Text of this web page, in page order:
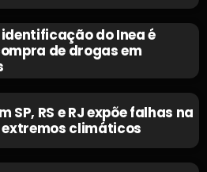
do Inea é
de drogas em
SP, RS e RJ expõe falhas na
climáticos